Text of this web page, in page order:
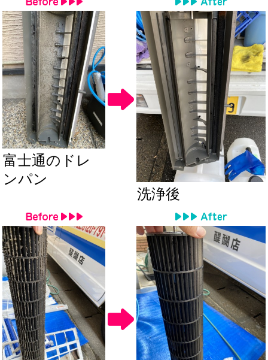
富士通のドレ
ンパン
洗浄後